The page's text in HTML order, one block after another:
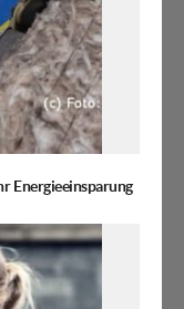
Energieeinsparung